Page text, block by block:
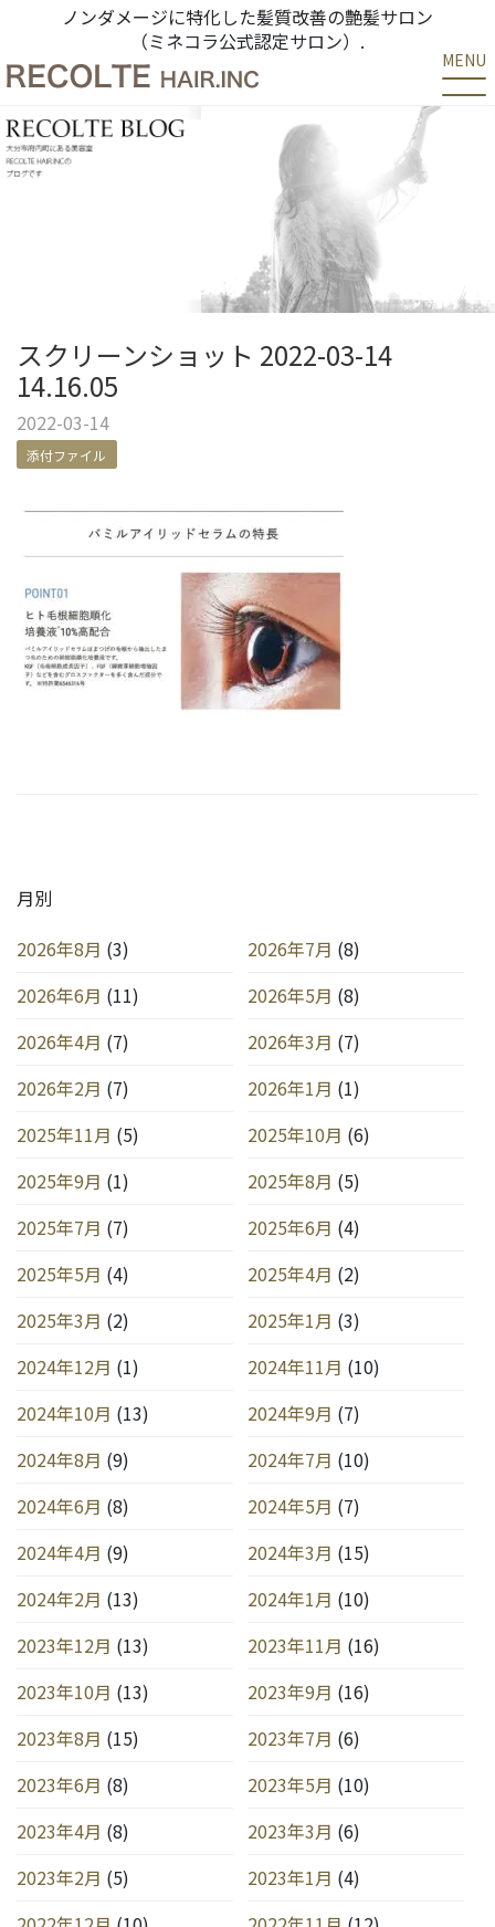
ノンダメージに特化した髪質改善の艶髪サロン
（ミネコラ公式認定サロン）.
MENU
スクリーンショット 2022-03-14
14.16.05
2022-03-14
添付ファイル
月別
2026年8月 (3) 2026年7月 (8)
2026年6月 (11) 2026年5月 (8)
2026年4月 (7) 2026年3月 (7)
2026年2月 (7) 2026年1月 (1)
2025年11月 (5) 2025年10月 (6)
2025年9月 (1) 2025年8月 (5)
2025年7月 (7) 2025年6月 (4)
2025年5月 (4) 2025年4月 (2)
2025年3月 (2) 2025年1月 (3)
2024年12月 (1) 2024年11月 (10)
2024年10月 (13) 2024年9月 (7)
2024年8月 (9) 2024年7月 (10)
2024年6月 (8) 2024年5月 (7)
2024年4月 (9) 2024年3月 (15)
2024年2月 (13) 2024年1月 (10)
2023年12月 (13) 2023年11月 (16)
2023年10月 (13) 2023年9月 (16)
2023年8月 (15) 2023年7月 (6)
2023年6月 (8) 2023年5月 (10)
2023年4月 (8) 2023年3月 (6)
2023年2月 (5) 2023年1月 (4)